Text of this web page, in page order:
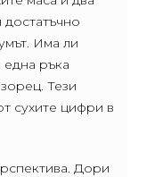
достатъчно
Има ли
една ръка
Тези
сухите цифри в
Дори